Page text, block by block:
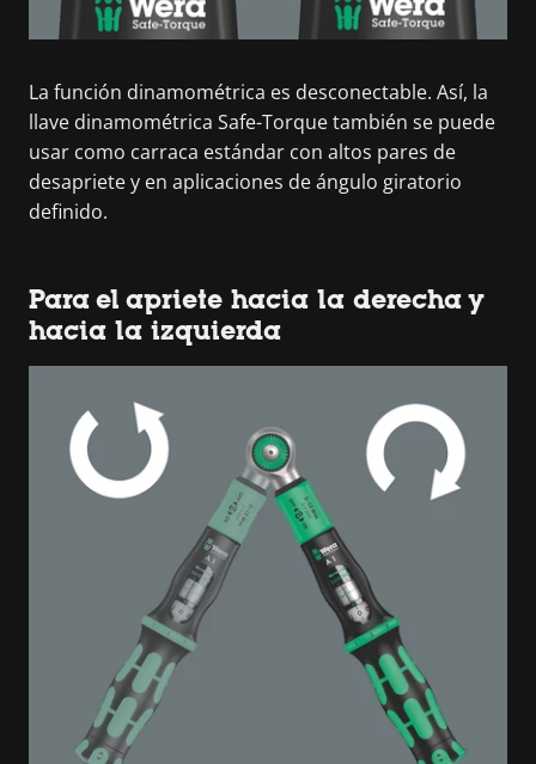
La función dinamométrica es desconectable. Así, la
llave dinamométrica Safe-Torque también se puede
usar como carraca estándar con altos pares de
desapriete y en aplicaciones de ángulo giratorio
definido.
Para el apriete hacia la derecha y
hacia la izquierda